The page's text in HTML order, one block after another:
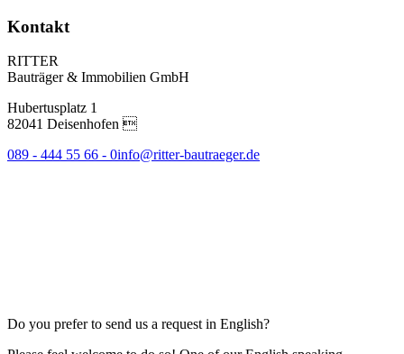
Kontakt
RITTER
Bauträger & Immobilien GmbH
Hubertusplatz 1
82041 Deisenhofen 
089 - 444 55 66 - 0info@ritter-bautraeger.de
Do you prefer to send us a request in English?